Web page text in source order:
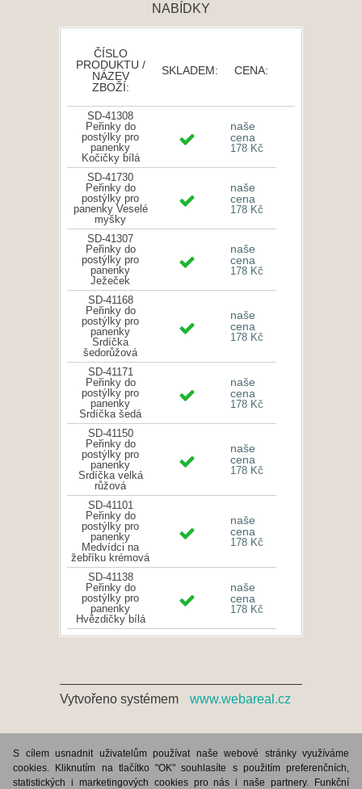
S cílem usnadnit uživatelům používat naše webové stránky využíváme
cookies. Kliknutím na tlačítko "OK" souhlasíte s použitím preferenčních,
statistických i marketingových cookies pro nás i naše partnery. Funkční
NABÍDKY
ČÍSLO
PRODUKTU /
NÁZEV
ZBOŽÍ:
SKLADEM: CENA:
SD-41308
Peřinky do
postýlky pro
panenky
Kočičky bílá
naše
cena
178 Kč
SD-41730
Peřinky do
postýlky pro
panenky Veselé
myšky
naše
cena
178 Kč
SD-41307
Peřinky do
postýlky pro
panenky
Ježeček
naše
cena
178 Kč
SD-41168
Peřinky do
postýlky pro
panenky
Srdíčka
šedorůžová
naše
cena
178 Kč
SD-41171
Peřinky do
postýlky pro
panenky
Srdíčka šedá
naše
cena
178 Kč
SD-41150
Peřinky do
postýlky pro
panenky
Srdíčka velká
růžová
naše
cena
178 Kč
SD-41101
Peřinky do
postýlky pro
panenky
Medvídci na
žebříku krémová
naše
cena
178 Kč
SD-41138
Peřinky do
postýlky pro
panenky
Hvězdičky bílá
naše
cena
178 Kč
Vytvořeno systémem www.webareal.cz